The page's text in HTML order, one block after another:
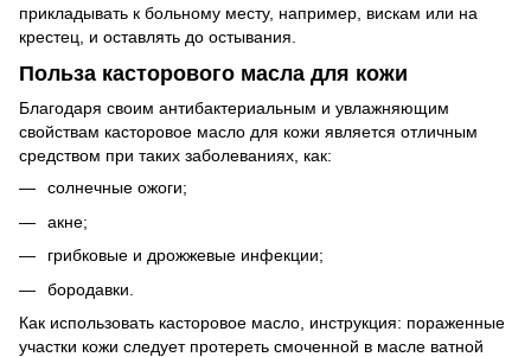
прикладывать к больному месту, например, вискам или на
крестец, и оставлять до остывания.
Польза касторового масла для кожи
Благодаря своим антибактериальным и увлажняющим
свойствам касторовое масло для кожи является отличным
средством при таких заболеваниях, как:
солнечные ожоги;
акне;
грибковые и дрожжевые инфекции;
бородавки.
Как использовать касторовое масло, инструкция: пораженные
участки кожи следует протереть смоченной в масле ватной